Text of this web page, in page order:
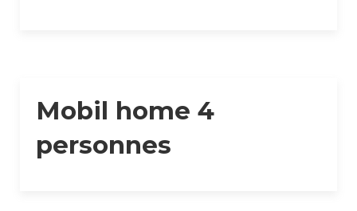
Mobil home 4
personnes